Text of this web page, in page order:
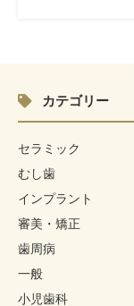
カテゴリー
セラミック
むし歯
インプラント
審美・矯正
歯周病
一般
小児歯科